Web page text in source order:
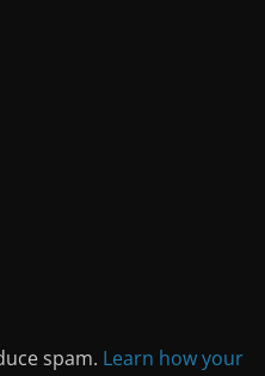
spam. Learn how your